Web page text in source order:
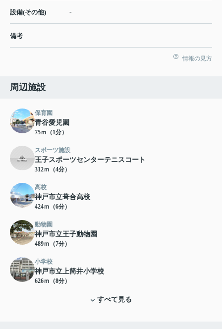
設備(その他) -
備考
情報の見方
周辺施設
保育園
青谷愛児園
75ｍ（1分）
スポーツ施設
王子スポーツセンターテニスコート
312ｍ（4分）
高校
神戸市立葺合高校
424ｍ（6分）
動物園
神戸市立王子動物園
489ｍ（7分）
小学校
神戸市立上筒井小学校
626ｍ（8分）
すべて見る